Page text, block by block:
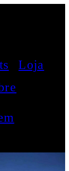
Loja